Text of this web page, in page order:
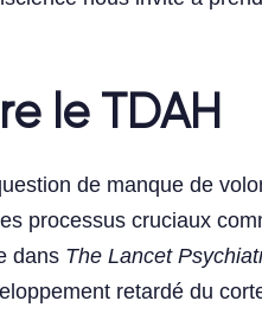
le TDAH
de manque de
processus cruciaux
dans The Lancet
retardé du